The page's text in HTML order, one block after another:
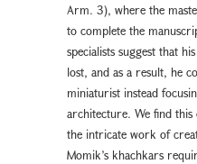
Arm. 3), where the
to complete the
specialists suggest that
lost, and as a result, he
miniaturist instead
architecture. We find
the intricate work of
Momik’s khachkars